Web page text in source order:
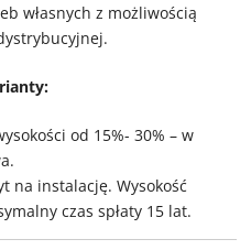
własnych z możliwością
od 15%- 30% – w
na instalację. Wysokość
czas spłaty 15 lat.